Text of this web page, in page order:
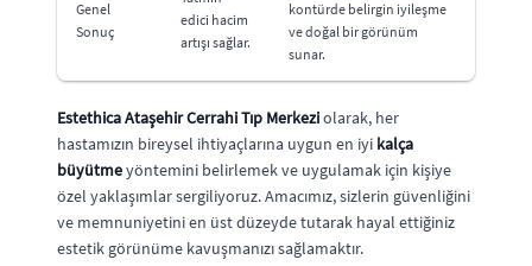
Genel
Sonuç
edici hacim
artışı sağlar.
kontürde belirgin iyileşme
ve doğal bir görünüm
sunar.
Estethica Ataşehir Cerrahi Tıp Merkeziolarak, her
hastamızın bireysel ihtiyaçlarına uygun en iyi kalça
büyütmeyöntemini belirlemek ve uygulamak için kişiye
özel yaklaşımlar sergiliyoruz. Amacımız, sizlerin güvenliğini
ve memnuniyetini en üst düzeyde tutarak hayal ettiğiniz
estetik görünüme kavuşmanızı sağlamaktır.